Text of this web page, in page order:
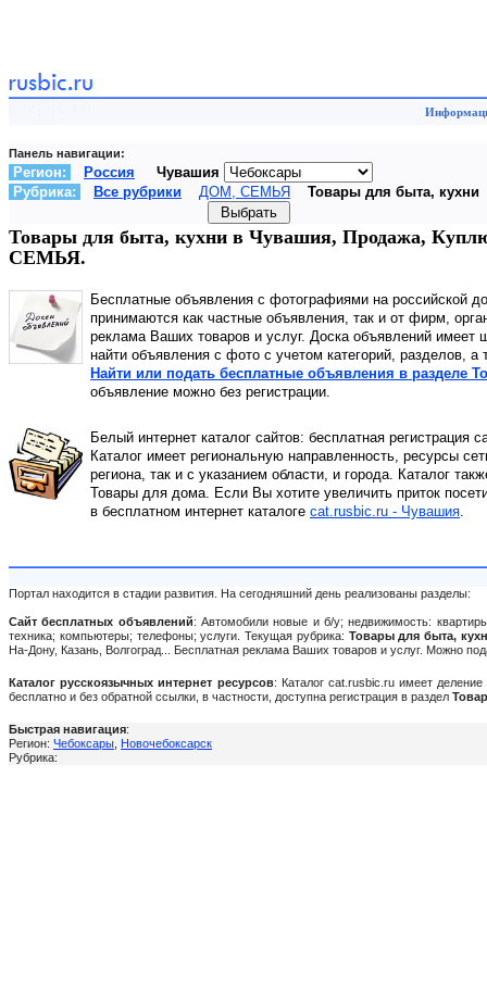
Панель навигации:
Регион: Россия
Чувашия
Рубрика:
Все рубрики ДОМ, СЕМЬЯ Товары для быта, кухни
Товары для быта, кухни в Чувашия, Продажа,
СЕМЬЯ.
Бесплатные объявления с фотографиями на российской
принимаются как частные объявления, так и от фирм,
реклама Ваших товаров и услуг. Доска объявлений
найти объявления с фото с учетом категорий,
Найти или подать бесплатные объявления в разделе
объявление можно без регистрации.
Белый интернет каталог сайтов: бесплатная регистрация
Каталог имеет региональную направленность, ресурсы
региона, так и с указанием области, и города. Каталог
Товары для дома. Если Вы хотите увеличить приток
в бесплатном интернет каталоге cat.rusbic.ru - Чувашия.
Портал находится в стадии развития. На сегодняшний день реализованы разделы:
Сайт бесплатных объявлений: Автомобили новые и б/у; недвижимость:
техника; компьютеры; телефоны; услуги. Текущая рубрика: Товары для быта,
На-Дону, Казань, Волгоград... Бесплатная реклама Ваших товаров и услуг. Можно
Каталог русскоязычных интернет ресурсов: Каталог cat.rusbic.ru имеет
бесплатно и без обратной ссылки, в частности, доступна регистрация в раздел
Быстрая навигация:
Регион: Чебоксары Новочебоксарск
Рубрика: